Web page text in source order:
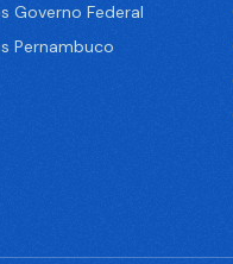
Governo Federal
Pernambuco